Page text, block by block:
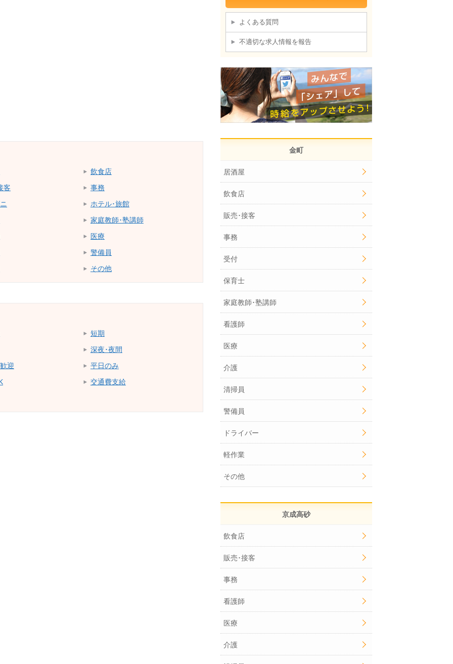
飲食店
客 事務
ホテル･旅館
家庭教師･塾講師
医療
警備員
その他
短期
深夜･夜間
迎 平日のみ
交通費支給
よくある質問
不適切な求人情報を報告
金町
居酒屋
飲食店
販売･接客
事務
受付
保育士
家庭教師･塾講師
看護師
医療
介護
清掃員
警備員
ドライバー
軽作業
その他
京成高砂
飲食店
販売･接客
事務
看護師
医療
介護